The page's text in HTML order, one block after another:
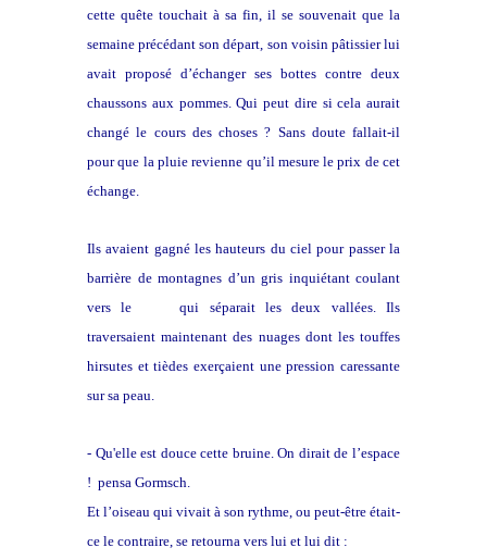
cette quête touchait à sa fin, il se souvenait que la
semaine précédant son départ, son voisin pâtissier lui
avait proposé d’échanger ses bottes contre deux
chaussons aux pommes. Qui peut dire si cela aurait
changé le cours des choses ? Sans doute fallait-il
pour que la pluie revienne qu’il mesure le prix de cet
échange.
Ils avaient gagné les hauteurs du ciel pour passer la
barrière de montagnes d’un gris inquiétant coulant
vers le
qui séparait les deux vallées. Ils
traversaient maintenant des nuages dont les touffes
hirsutes et tièdes exerçaient une pression caressante
sur sa peau.
- Qu'elle est douce cette bruine. On dirait de l’espace
! pensa Gormsch.
Et l’oiseau qui vivait à son rythme, ou peut-être était-
ce le contraire, se retourna vers lui et lui dit :